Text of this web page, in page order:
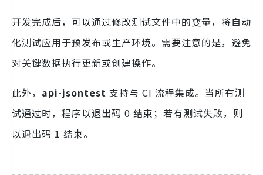
开发完成后，可以通过修改测试文件中的变量，将自动
化测试应用于预发布或生产环境。需要注意的是，避免
对关键数据执行更新或创建操作。
此外， api-jsontest 支持与 CI 流程集成。当所有测
试通过时，程序以退出码 0 结束；若有测试失败，则
以退出码 1 结束。